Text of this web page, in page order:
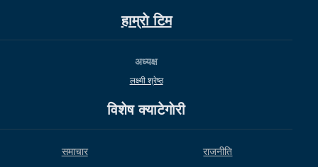
हाम्राे टिम
अध्यक्ष
लक्ष्मी श्रेष्ठ
विशेष क्याटेगाेरी
समाचार
राजनीति